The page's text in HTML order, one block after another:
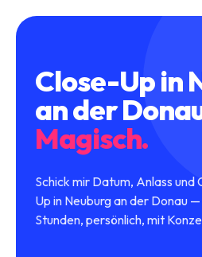
Close-Upin
an der
Magisch.
Schick mir Datum, Anlass und
Up in Neuburg an der Donau
Stunden, persönlich, mit